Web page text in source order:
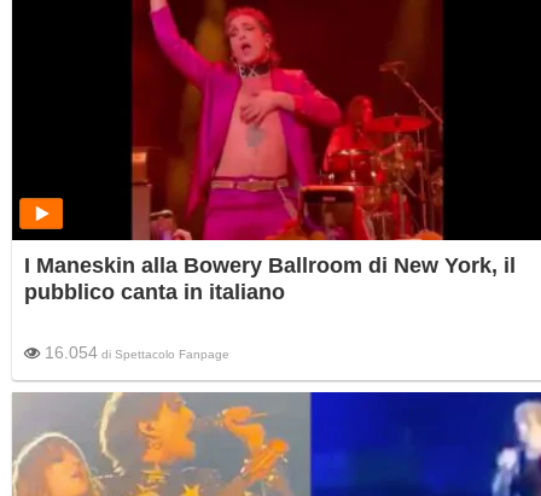
I Maneskin alla Bowery Ballroom di New York, il
pubblico canta in italiano
16.054 di Spettacolo Fanpage